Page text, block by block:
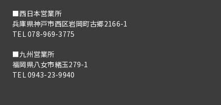
■西日本営業所
兵庫県神戸市西区岩岡町古郷2166-1
TEL 078-969-3775
■九州営業所
福岡県八女市緒玉279-1
TEL 0943-23-9940